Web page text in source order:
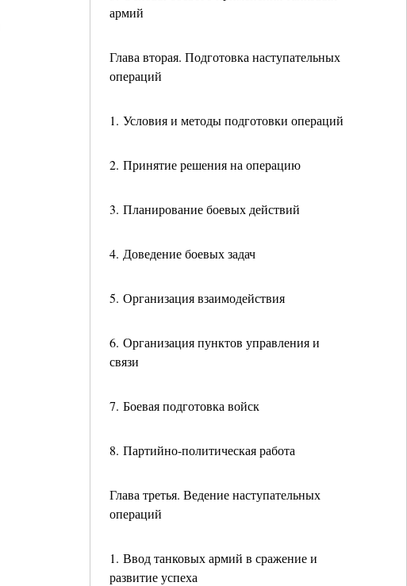
армий
Глава вторая. Подготовка наступательных
операций
1. Условия и методы подготовки операций
2. Принятие решения на операцию
3. Планирование боевых действий
4. Доведение боевых задач
5. Организация взаимодействия
6. Организация пунктов управления и
связи
7. Боевая подготовка войск
8. Партийно-политическая работа
Глава третья. Ведение наступательных
операций
1. Ввод танковых армий в сражение и
развитие успеха